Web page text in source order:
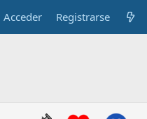
Acceder Registrarse